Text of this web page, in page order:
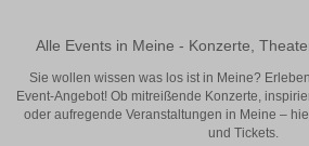
Alle Events in Meine - Konzerte,
Sie wollen wissen was los ist in Meine?
Event-Angebot! Ob mitreißende Konzerte,
oder aufregende Veranstaltungen in Meine –
und Tickets.